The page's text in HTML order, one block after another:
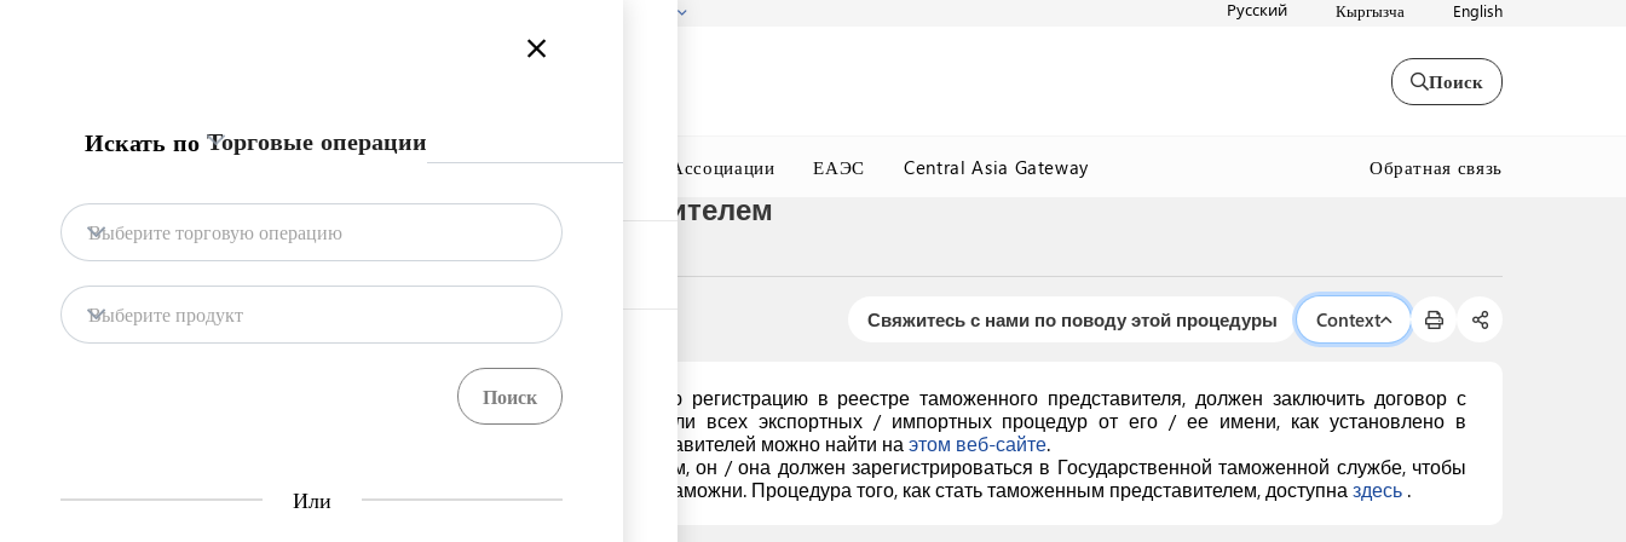
Русский Кыргызча English
Поиск
Центр Единого Окна Ассоциации ЕАЭС Central Asia Gateway Обратная связь
Центр Единого Окна
Central Asia Gateway
Искать по Торговые операции
Выберите торговую операцию
Выберите продукт
Или
Контракт с таможенным представителем
Импорт Газированные напитки
Свяжитесь с нами по поводу этой процедуры Context
Торговец, не имеющий возможности подтвердить свою регистрацию в реестре таможенного представителя, должен заключить договор с
таможенным представителем на выполнение части или всех экспортных / импортных процедур от его / ее имени, как установлено в
доверенности. Обновленный список таможенных представителей можно найти на этом веб-сайте.
Если трейдер желает стать таможенным представителем, он / она должен зарегистрироваться в Государственной таможенной службе, чтобы
воспользоваться правом вести деятельность в области таможни. Процедура того, как стать таможенным представителем, доступна здесь .